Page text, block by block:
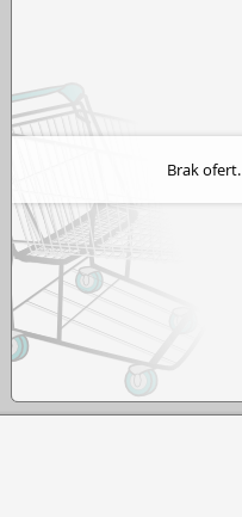
Brak ofert.